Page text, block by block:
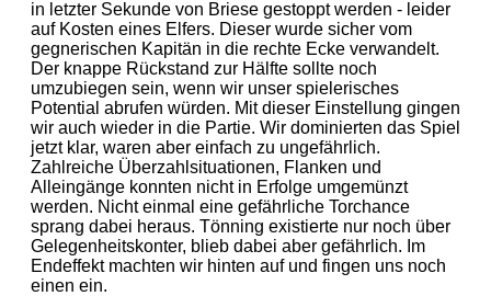
in letzter Sekunde von Briese gestoppt werden - leider
auf Kosten eines Elfers. Dieser wurde sicher vom
gegnerischen Kapitän in die rechte Ecke verwandelt.
Der knappe Rückstand zur Hälfte sollte noch
umzubiegen sein, wenn wir unser spielerisches
Potential abrufen würden. Mit dieser Einstellung gingen
wir auch wieder in die Partie. Wir dominierten das Spiel
jetzt klar, waren aber einfach zu ungefährlich.
Zahlreiche Überzahlsituationen, Flanken und
Alleingänge konnten nicht in Erfolge umgemünzt
werden. Nicht einmal eine gefährliche Torchance
sprang dabei heraus. Tönning existierte nur noch über
Gelegenheitskonter, blieb dabei aber gefährlich. Im
Endeffekt machten wir hinten auf und fingen uns noch
einen ein.